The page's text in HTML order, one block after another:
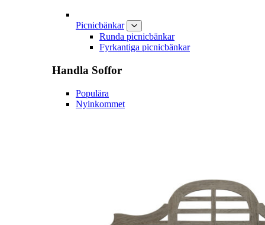
Picnicbänkar
Runda picnicbänkar
Fyrkantiga picnicbänkar
Handla Soffor
Populära
Nyinkommet